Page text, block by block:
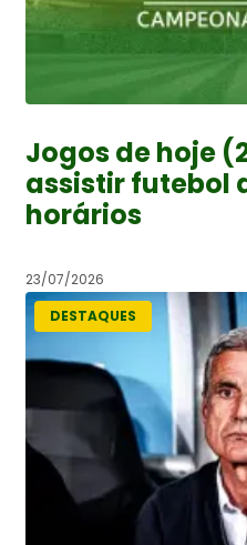
Jogos de hoje
assistir futebol
horários
23/07/2026
DESTAQUES